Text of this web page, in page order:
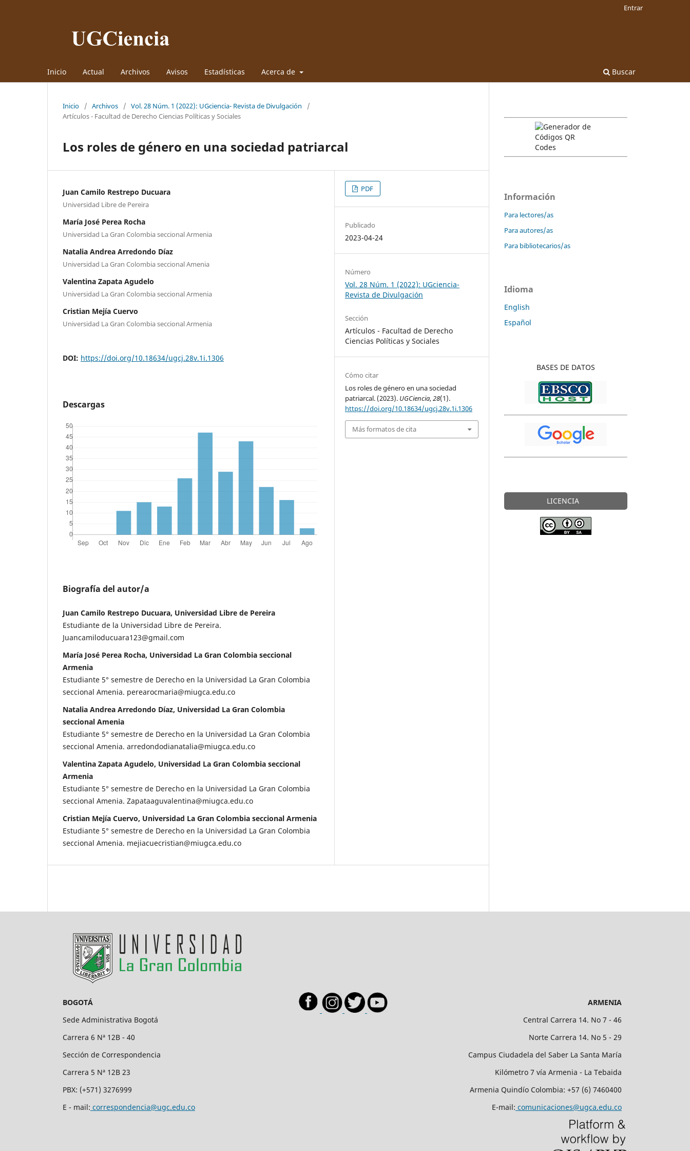
Inicio Actual Archivos Avisos Estadísticas Acerca de Buscar
Entrar
Inicio / Archivos / Vol. 28 Núm. 1 (2022): UGciencia- Revista de Divulgación
/
Artículos - Facultad de Derecho Ciencias Políticas y Sociales
Los roles de género en una sociedad patriarcal
Juan Camilo Restrepo Ducuara
Universidad Libre de Pereira
María José Perea Rocha
Universidad La Gran Colombia seccional Armenia
Natalia Andrea Arredondo Díaz
Universidad La Gran Colombia seccional Amenia
Valentina Zapata Agudelo
Universidad La Gran Colombia seccional Armenia
Cristian Mejía Cuervo
Universidad La Gran Colombia seccional Armenia
DOI: https://doi.org/10.18634/ugcj.28v.1i.1306
Descargas
Biografía del autor/a
Juan Camilo Restrepo Ducuara, Universidad Libre de Pereira
Estudiante de la Universidad Libre de Pereira.
Juancamiloducuara123@gmail.com
María José Perea Rocha, Universidad La Gran Colombia seccional
Armenia
Estudiante 5° semestre de Derecho en la Universidad La Gran Colombia
seccional Amenia. perearocmaria@miugca.edu.co
Natalia Andrea Arredondo Díaz, Universidad La Gran Colombia
seccional Amenia
Estudiante 5° semestre de Derecho en la Universidad La Gran Colombia
seccional Amenia. arredondodianatalia@miugca.edu.co
Valentina Zapata Agudelo, Universidad La Gran Colombia seccional
Armenia
Estudiante 5° semestre de Derecho en la Universidad La Gran Colombia
seccional Amenia. Zapataaguvalentina@miugca.edu.co
Cristian Mejía Cuervo, Universidad La Gran Colombia seccional Armenia
Estudiante 5° semestre de Derecho en la Universidad La Gran Colombia
seccional Amenia. mejiacuecristian@miugca.edu.co
PDF
Publicado
2023-04-24
Número
Vol. 28 Núm. 1 (2022): UGciencia-
Revista de Divulgación
Sección
Artículos - Facultad de Derecho
Ciencias Políticas y Sociales
Cómo citar
Los roles de género en una sociedad
patriarcal. (2023). UGCiencia,28(1).
https://doi.org/10.18634/ugcj.28v.1i.1306
Más formatos de cita
Información
Para lectores/as
Para autores/as
Para bibliotecarios/as
Idioma
English
Español
BASES DE DATOS
LICENCIA
BOGOTÁ
Sede Administrativa Bogotá
Carrera 6 Nª 12B - 40
Sección de Correspondencia
Carrera 5 Nª 12B 23
PBX: (+571) 3276999
E - mail: correspondencia@ugc.edu.co
ARMENIA
Central Carrera 14. No 7 - 46
Norte Carrera 14. No 5 - 29
Campus Ciudadela del Saber La Santa María
Kilómetro 7 vía Armenia - La Tebaida
Armenia Quindío Colombia: +57 (6) 7460400
E-mail: comunicaciones@ugca.edu.co